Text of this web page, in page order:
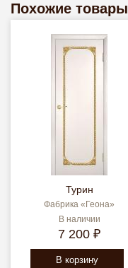
Похожие товары
Турин
Фабрика «Геона»
В наличии
7 200 ₽
В корзину